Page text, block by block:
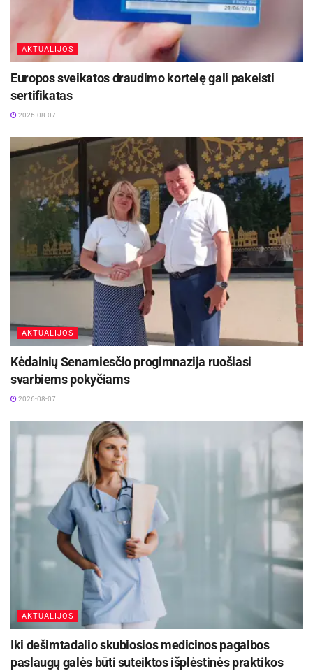
AKTUALIJOS
Europos sveikatos draudimo kortelę gali pakeisti
sertifikatas
2026-08-07
AKTUALIJOS
Kėdainių Senamiesčio progimnazija ruošiasi
svarbiems pokyčiams
2026-08-07
AKTUALIJOS
Iki dešimtadalio skubiosios medicinos pagalbos
paslaugų galės būti suteiktos išplėstinės praktikos